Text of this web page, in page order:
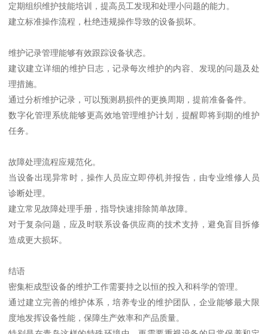
定期组织维护技能培训，提高员工发现和处理小问题的能力。
建立标准操作流程，杜绝违规操作导致的设备损坏。
维护记录管理能够有效跟踪设备状态。
建议建立详细的维护日志，记录每次维护的内容、发现的问题及处
理措施。
通过分析维护记录，可以预测易损件的更换周期，提前准备备件。
数字化管理系统能够更高效地管理维护计划，提醒即将到期的维护
任务。
故障处理流程应规范化。
当设备出现异常时，操作人员应立即停机并报告，由专业维修人员
诊断处理。
建立常见故障处理手册，指导快速排除简单故障。
对于复杂问题，应及时联系设备供应商的技术支持，避免盲目拆修
造成更大损坏。
结语
密集柜成型设备的维护工作需要持之以恒的投入和科学的管理。
通过建立完善的维护体系，培养专业的维护团队，企业能够最大限
度地发挥设备性能，保障生产效率和产品质量。